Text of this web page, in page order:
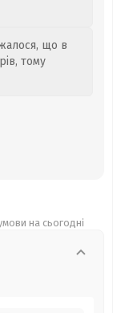
що в
тому
на сьогодні